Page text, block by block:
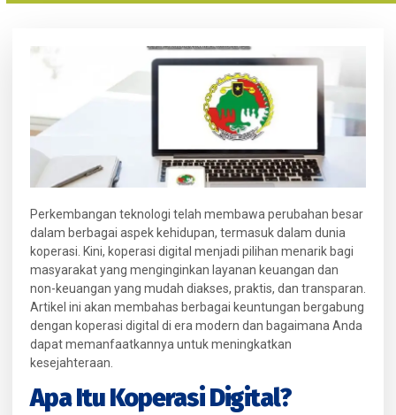
Perkembangan teknologi telah membawa perubahan besar
dalam berbagai aspek kehidupan, termasuk dalam dunia
koperasi. Kini, koperasi digital menjadi pilihan menarik bagi
masyarakat yang menginginkan layanan keuangan dan
non-keuangan yang mudah diakses, praktis, dan transparan.
Artikel ini akan membahas berbagai keuntungan bergabung
dengan koperasi digital di era modern dan bagaimana Anda
dapat memanfaatkannya untuk meningkatkan
kesejahteraan.
Apa Itu Koperasi Digital?